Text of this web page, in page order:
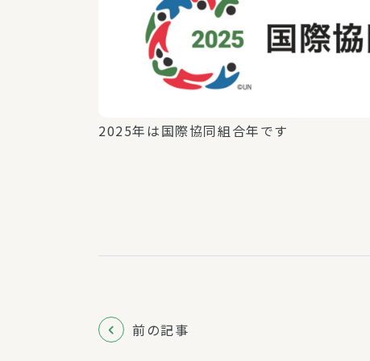
2025年は国際協同組合年です
前の記事